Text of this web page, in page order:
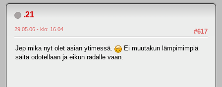
.21
#617
29.05.06 - klo: 16.04
Jep mika nyt olet asian ytimessä.
Ei muutakun lämpimimpiä
säitä odotellaan ja eikun radalle vaan.